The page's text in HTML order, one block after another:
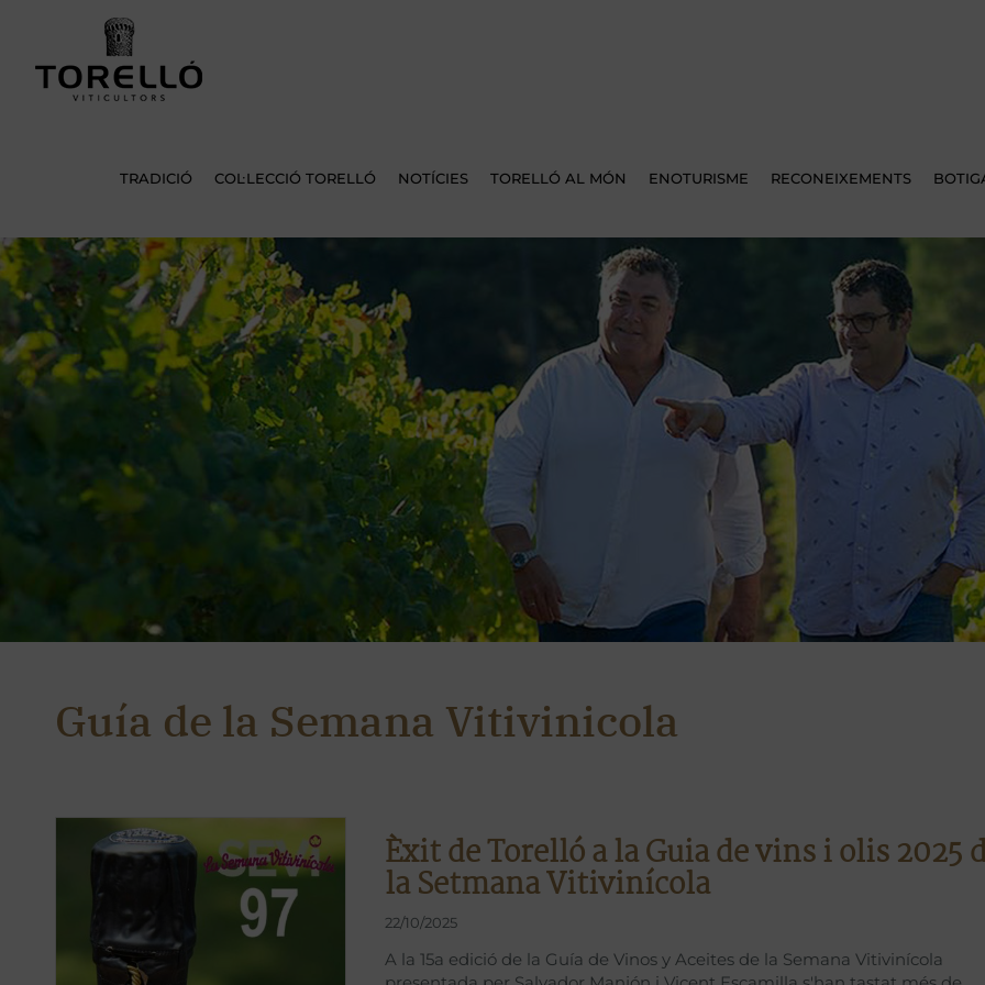
TRADICIÓ COL·LECCIÓ TORELLÓ NOTÍCIES TORELLÓ AL MÓN ENOTURISME RECONEIXEMENTS
Guía de la Semana Vitivinicola
Èxit de Torelló a la Guia de vins i olis 2025
la Setmana Vitivinícola
22/10/2025
A la 15a edició de la Guía de Vinos y Aceites de la Semana Vitivinícola